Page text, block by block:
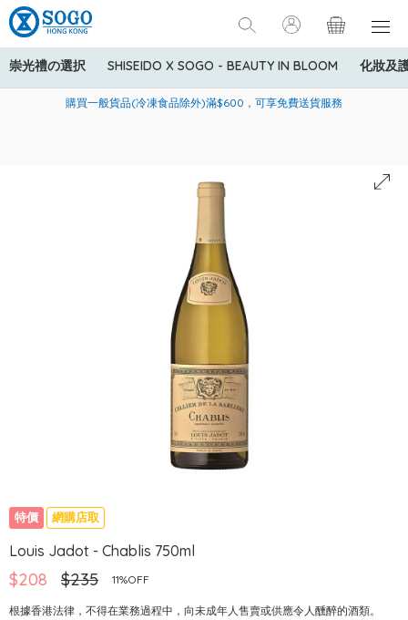
崇光禮の選択 SHISEIDO X SOGO - BEAUTY IN BLOOM 化妝及
美國運通Explorer®信用卡會員購物禮遇：高達5%簽賬回贈！
購買一般貨品(冷凍食品除外)滿$600，可享免費送貨服務
寄送中國內地服務只適用於指定商品，若訂單金額少於HK$600(折
特價 網購店取
Louis Jadot - Chablis 750ml
$208 $235 11%OFF
根據香港法律，不得在業務過程中，向未成年人售賣或供應令人醺醉的酒類。